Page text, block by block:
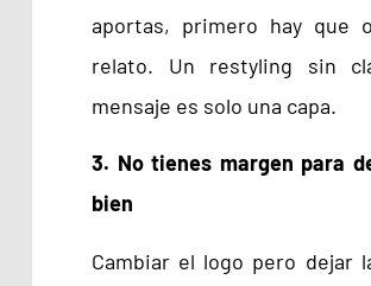
aportas, primero hay que
relato. Un restyling sin
mensaje es solo una capa.
3. No tienes margen para
bien
Cambiar el logo pero dejar